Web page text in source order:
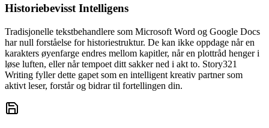
Historiebevisst Intelligens
Tradisjonelle tekstbehandlere som Microsoft Word og Google Docs
har null forståelse for historiestruktur. De kan ikke oppdage når en
karakters øyenfarge endres mellom kapitler, når en plottråd henger i
løse luften, eller når tempoet ditt sakker ned i akt to. Story321
Writing fyller dette gapet som en intelligent kreativ partner som
aktivt leser, forstår og bidrar til fortellingen din.